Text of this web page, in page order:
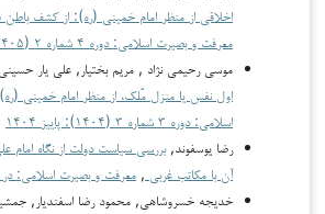
اخلاقی از منظر امام خمینی (ره): از کشف باطن
معرفت و بصیرت اسلامی: دوره ۴ شماره ۲ (۱۴۰۵): تابستان ۱۴۰۵
موسی رحیمی نژاد , مریم بختیار, علی یار
اول نفس یا منزل مُلک، از منظر امام خمینی (ره)
اسلامی: دوره ۳ شماره ۳ (۱۴۰۴): پاییز ۱۴۰۴
رضا یوسفوند,بررسی سیاست دولت از نگاه امام
آن با مکاتب غربی , معرفت و بصیرت اسلامی: در
خدیجه خسروشاهی, محمود رضا اسفندیار,